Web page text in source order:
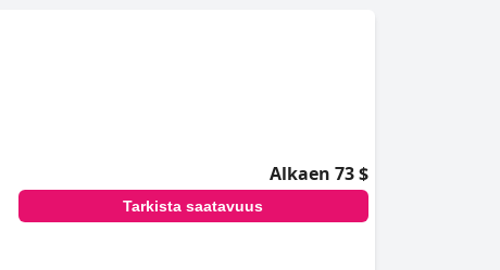
Alkaen 73 $
Tarkista saatavuus